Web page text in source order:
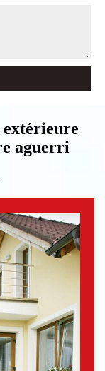
extérieure
aguerri